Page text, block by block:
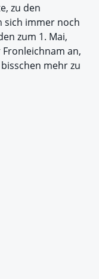
zu den
sich immer noch
zum 1. Mai,
an,
mehr zu